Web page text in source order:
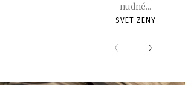
nudné...
SVET ZENY